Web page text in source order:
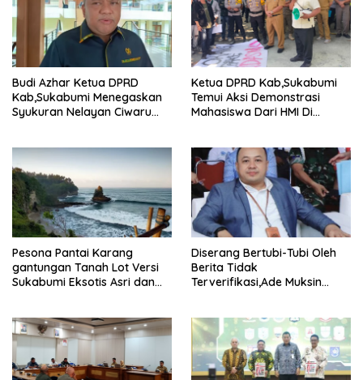
Budi Azhar Ketua DPRD
Kab,Sukabumi Menegaskan
Syukuran Nelayan Ciwaru
Ekonomi Kreatif Akar
Rumput
Ketua DPRD Kab,Sukabumi
Temui Aksi Demonstrasi
Mahasiswa Dari HMI Di
Pesona Pantai Karang
gantungan Tanah Lot Versi
Sukabumi Eksotis Asri dan
Diserang Bertubi-Tubi Oleh
Berita Tidak
Terverifikasi,Ade Muksin
Uang APBD